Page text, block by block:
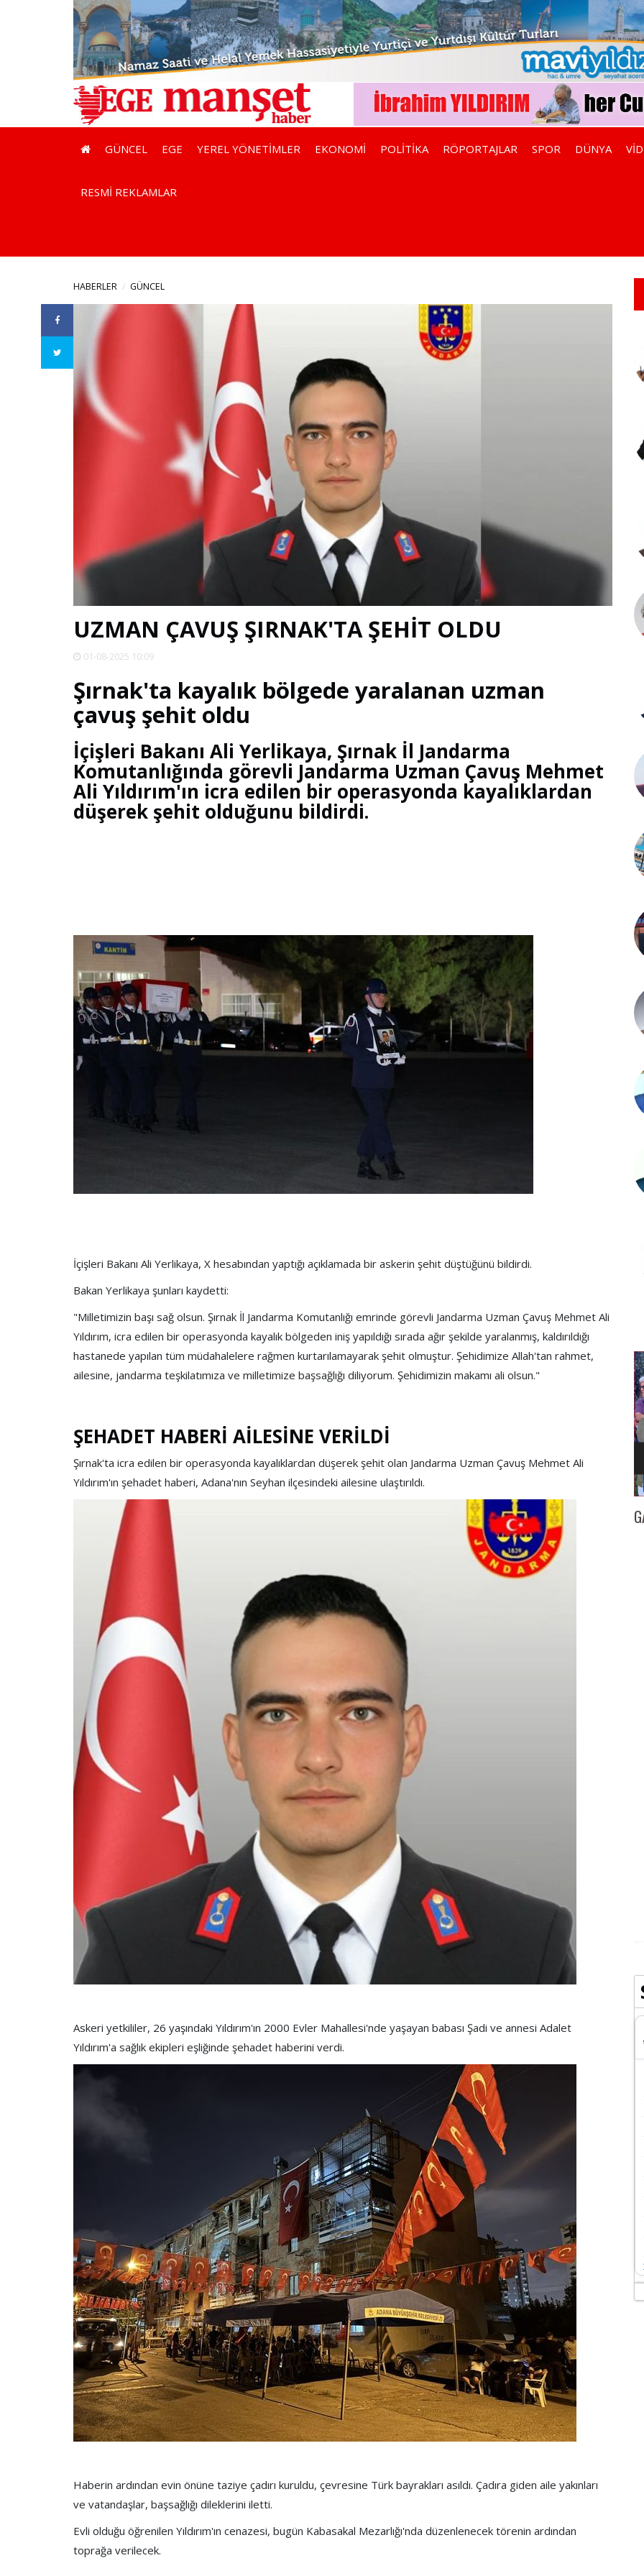
GÜNCEL EGE YEREL YÖNETİMLER EKONOMİ POLİTİKA RÖPORTAJLAR SPOR DÜNYA
RESMİ REKLAMLAR
HABERLER GÜNCEL
UZMAN ÇAVUŞ ŞIRNAK'TA ŞEHİT OLDU
01-08-2025 10:09
Şırnak'ta kayalık bölgede yaralanan uzman
çavuş şehit oldu
İçişleri Bakanı Ali Yerlikaya, Şırnak İl Jandarma
Komutanlığında görevli Jandarma Uzman Çavuş Mehmet
Ali Yıldırım'ın icra edilen bir operasyonda kayalıklardan
düşerek şehit olduğunu bildirdi.
İçişleri Bakanı Ali Yerlikaya, X hesabından yaptığı açıklamada bir askerin şehit düştüğünü bildirdi.
Bakan Yerlikaya şunları kaydetti:
"Milletimizin başı sağ olsun. Şırnak İl Jandarma Komutanlığı emrinde görevli Jandarma Uzman Çavuş Mehmet Ali
Yıldırım, icra edilen bir operasyonda kayalık bölgeden iniş yapıldığı sırada ağır şekilde yaralanmış, kaldırıldığı
hastanede yapılan tüm müdahalelere rağmen kurtarılamayarak şehit olmuştur. Şehidimize Allah'tan rahmet,
ailesine, jandarma teşkilatımıza ve milletimize başsağlığı diliyorum. Şehidimizin makamı ali olsun."
ŞEHADET HABERİ AİLESİNE VERİLDİ
Şırnak'ta icra edilen bir operasyonda kayalıklardan düşerek şehit olan Jandarma Uzman Çavuş Mehmet Ali
Yıldırım'ın şehadet haberi, Adana'nın Seyhan ilçesindeki ailesine ulaştırıldı.
Askeri yetkililer, 26 yaşındaki Yıldırım'ın 2000 Evler Mahallesi'nde yaşayan babası Şadi ve annesi Adalet
Yıldırım'a sağlık ekipleri eşliğinde şehadet haberini verdi.
Haberin ardından evin önüne taziye çadırı kuruldu, çevresine Türk bayrakları asıldı. Çadıra giden aile yakınları
ve vatandaşlar, başsağlığı dileklerini iletti.
Evli olduğu öğrenilen Yıldırım'ın cenazesi, bugün Kabasakal Mezarlığı'nda düzenlenecek törenin ardından
toprağa verilecek.
MAVİ YILDIZ TURİZM VE HAZIR TUR’A İZMİR
TURİZM FUARI’NDA BÜYÜK İLGİ
GAZETECİ KENAN TOKGÖZ’E 25. YIL BERATI…